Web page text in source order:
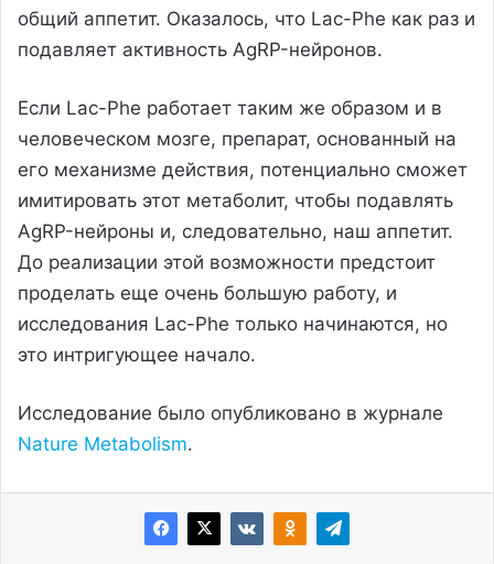
общий аппетит. Оказалось, что Lac-Phe как раз и
подавляет активность AgRP-нейронов.
Если Lac-Phe работает таким же образом и в
человеческом мозге, препарат, основанный на
его механизме действия, потенциально сможет
имитировать этот метаболит, чтобы подавлять
AgRP-нейроны и, следовательно, наш аппетит.
До реализации этой возможности предстоит
проделать еще очень большую работу, и
исследования Lac-Phe только начинаются, но
это интригующее начало.
Исследование было опубликовано в журнале
Nature Metabolism.